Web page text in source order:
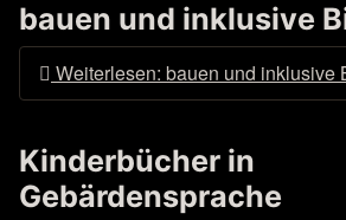
bauen und inklusive
Weiterlesen: bauen und inklusive
Kinderbücher in
Gebärdensprache